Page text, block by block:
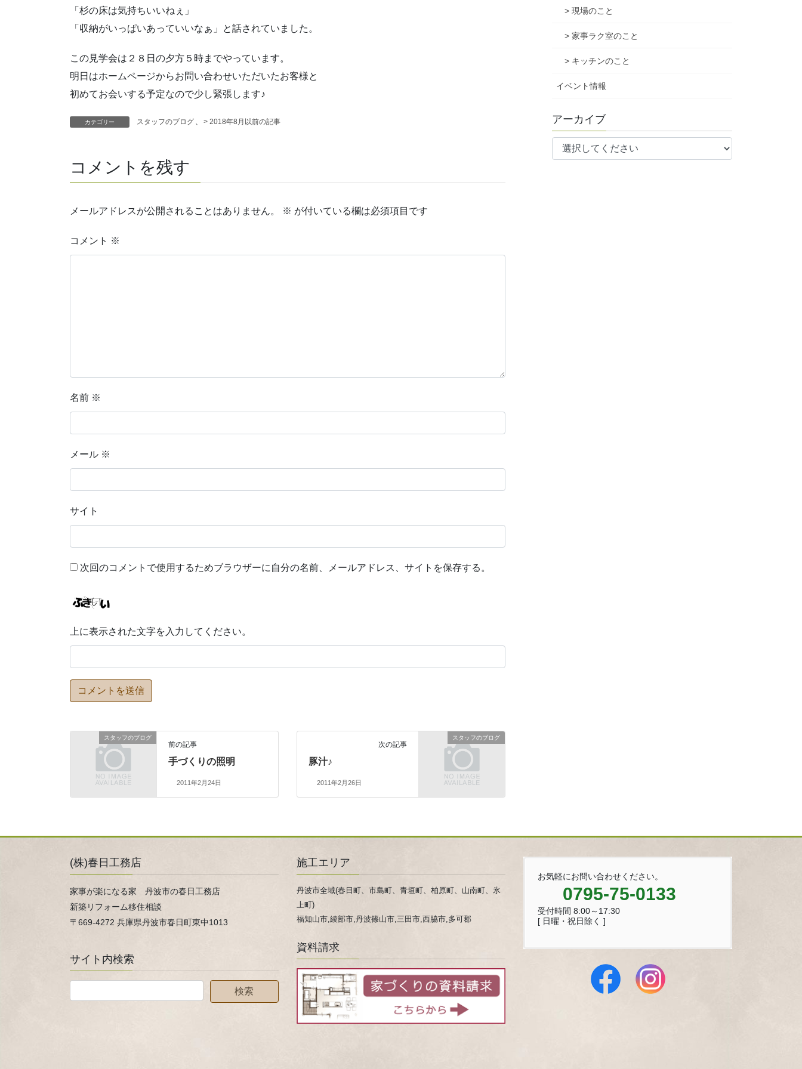
「杉の床は気持ちいいねぇ」
「収納がいっぱいあっていいなぁ」と話されていました。
この見学会は２８日の夕方５時までやっています。
明日はホームページからお問い合わせいただいたお客様と
初めてお会いする予定なので少し緊張します♪
カテゴリー スタッフのブログ > 2018年8月以前の記事
コメントを残す
メールアドレスが公開されることはありません。 ※ が付いている欄は必須項目です
コメント ※
名前 ※
メール ※
サイト
次回のコメントで使用するためブラウザーに自分の名前、メールアドレス、サイトを保存する。
上に表示された文字を入力してください。
スタッフのブログ
前の記事
手づくりの照明
2011年2月24日
スタッフのブログ
次の記事
豚汁♪
2011年2月26日
> 現場のこと
> 家事ラク室のこと
> キッチンのこと
イベント情報
アーカイブ
(株)春日工務店
家事が楽になる家 丹波市の春日工務店
新築リフォーム移住相談
〒669-4272 兵庫県丹波市春日町東中1013
サイト内検索
施工エリア
丹波市全域(春日町、市島町、青垣町、柏原町、山南町、氷
上町)
福知山市,綾部市,丹波篠山市,三田市,西脇市,多可郡
資料請求
お気軽にお問い合わせください。
0795-75-0133
受付時間 8:00～17:30
[ 日曜・祝日除く ]